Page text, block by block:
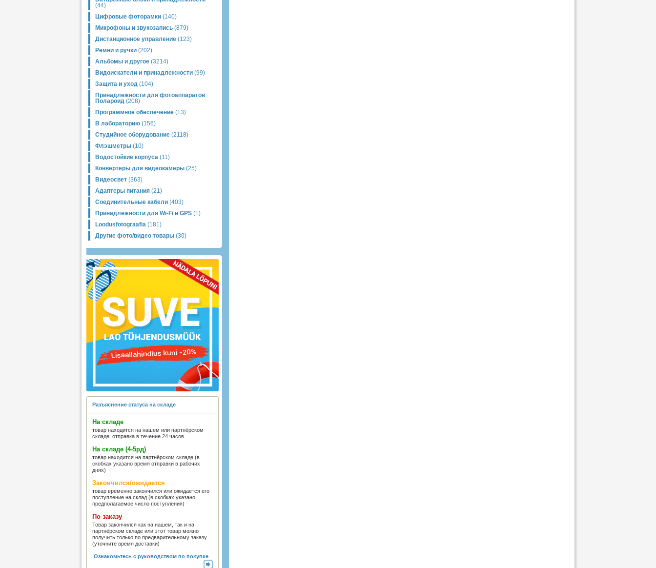
(44)
Цифровые фоторамки (140)
Микрофоны и звукозапись (879)
Дистанционное управление (123)
Ремни и ручки (202)
Альбомы и другое (3214)
Видоискатели и принадлежности (99)
Защита и уход (104)
Принадлежности для фотоаппаратов
Полароид (208)
Программное обеспечение (13)
В лабораторию (156)
Студийное оборудование (2118)
Флэшметры (10)
Водостойкие корпуса (11)
Конвертеры для видеокамеры (25)
Видеосвет (363)
Адаптеры питания (21)
Соединительные кабели (403)
Принадлежности для Wi-Fi и GPS (1)
Loodusfotograafia (181)
Другие фото/видео товары (30)
Разъяснение статуса на складе
На складе
товар находится на нашем или партнёрском
складе, отправка в течение 24 часов
На складе (4-5рд)
товар находится на партнёрском складе (в
скобках указано время отправки в рабочих
днях)
Закончился/ожидается
товар временно закончился или ожидается его
поступление на склад (в скобках указано
предполагаемое число поступления)
По заказу
Товар закончился как на нашем, так и на
партнёрском складе или этот товар можно
получить только по предварительному заказу
(уточните время доставки)
Ознакомьтесь с руководством по покупке